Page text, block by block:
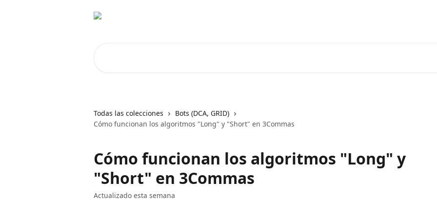
Todas las colecciones
Bots (DCA, GRID)
Cómo funcionan los algoritmos "Long" y "Short" en 3Commas
Cómo funcionan los algoritmos "Long" y
"Short" en 3Commas
Actualizado esta semana